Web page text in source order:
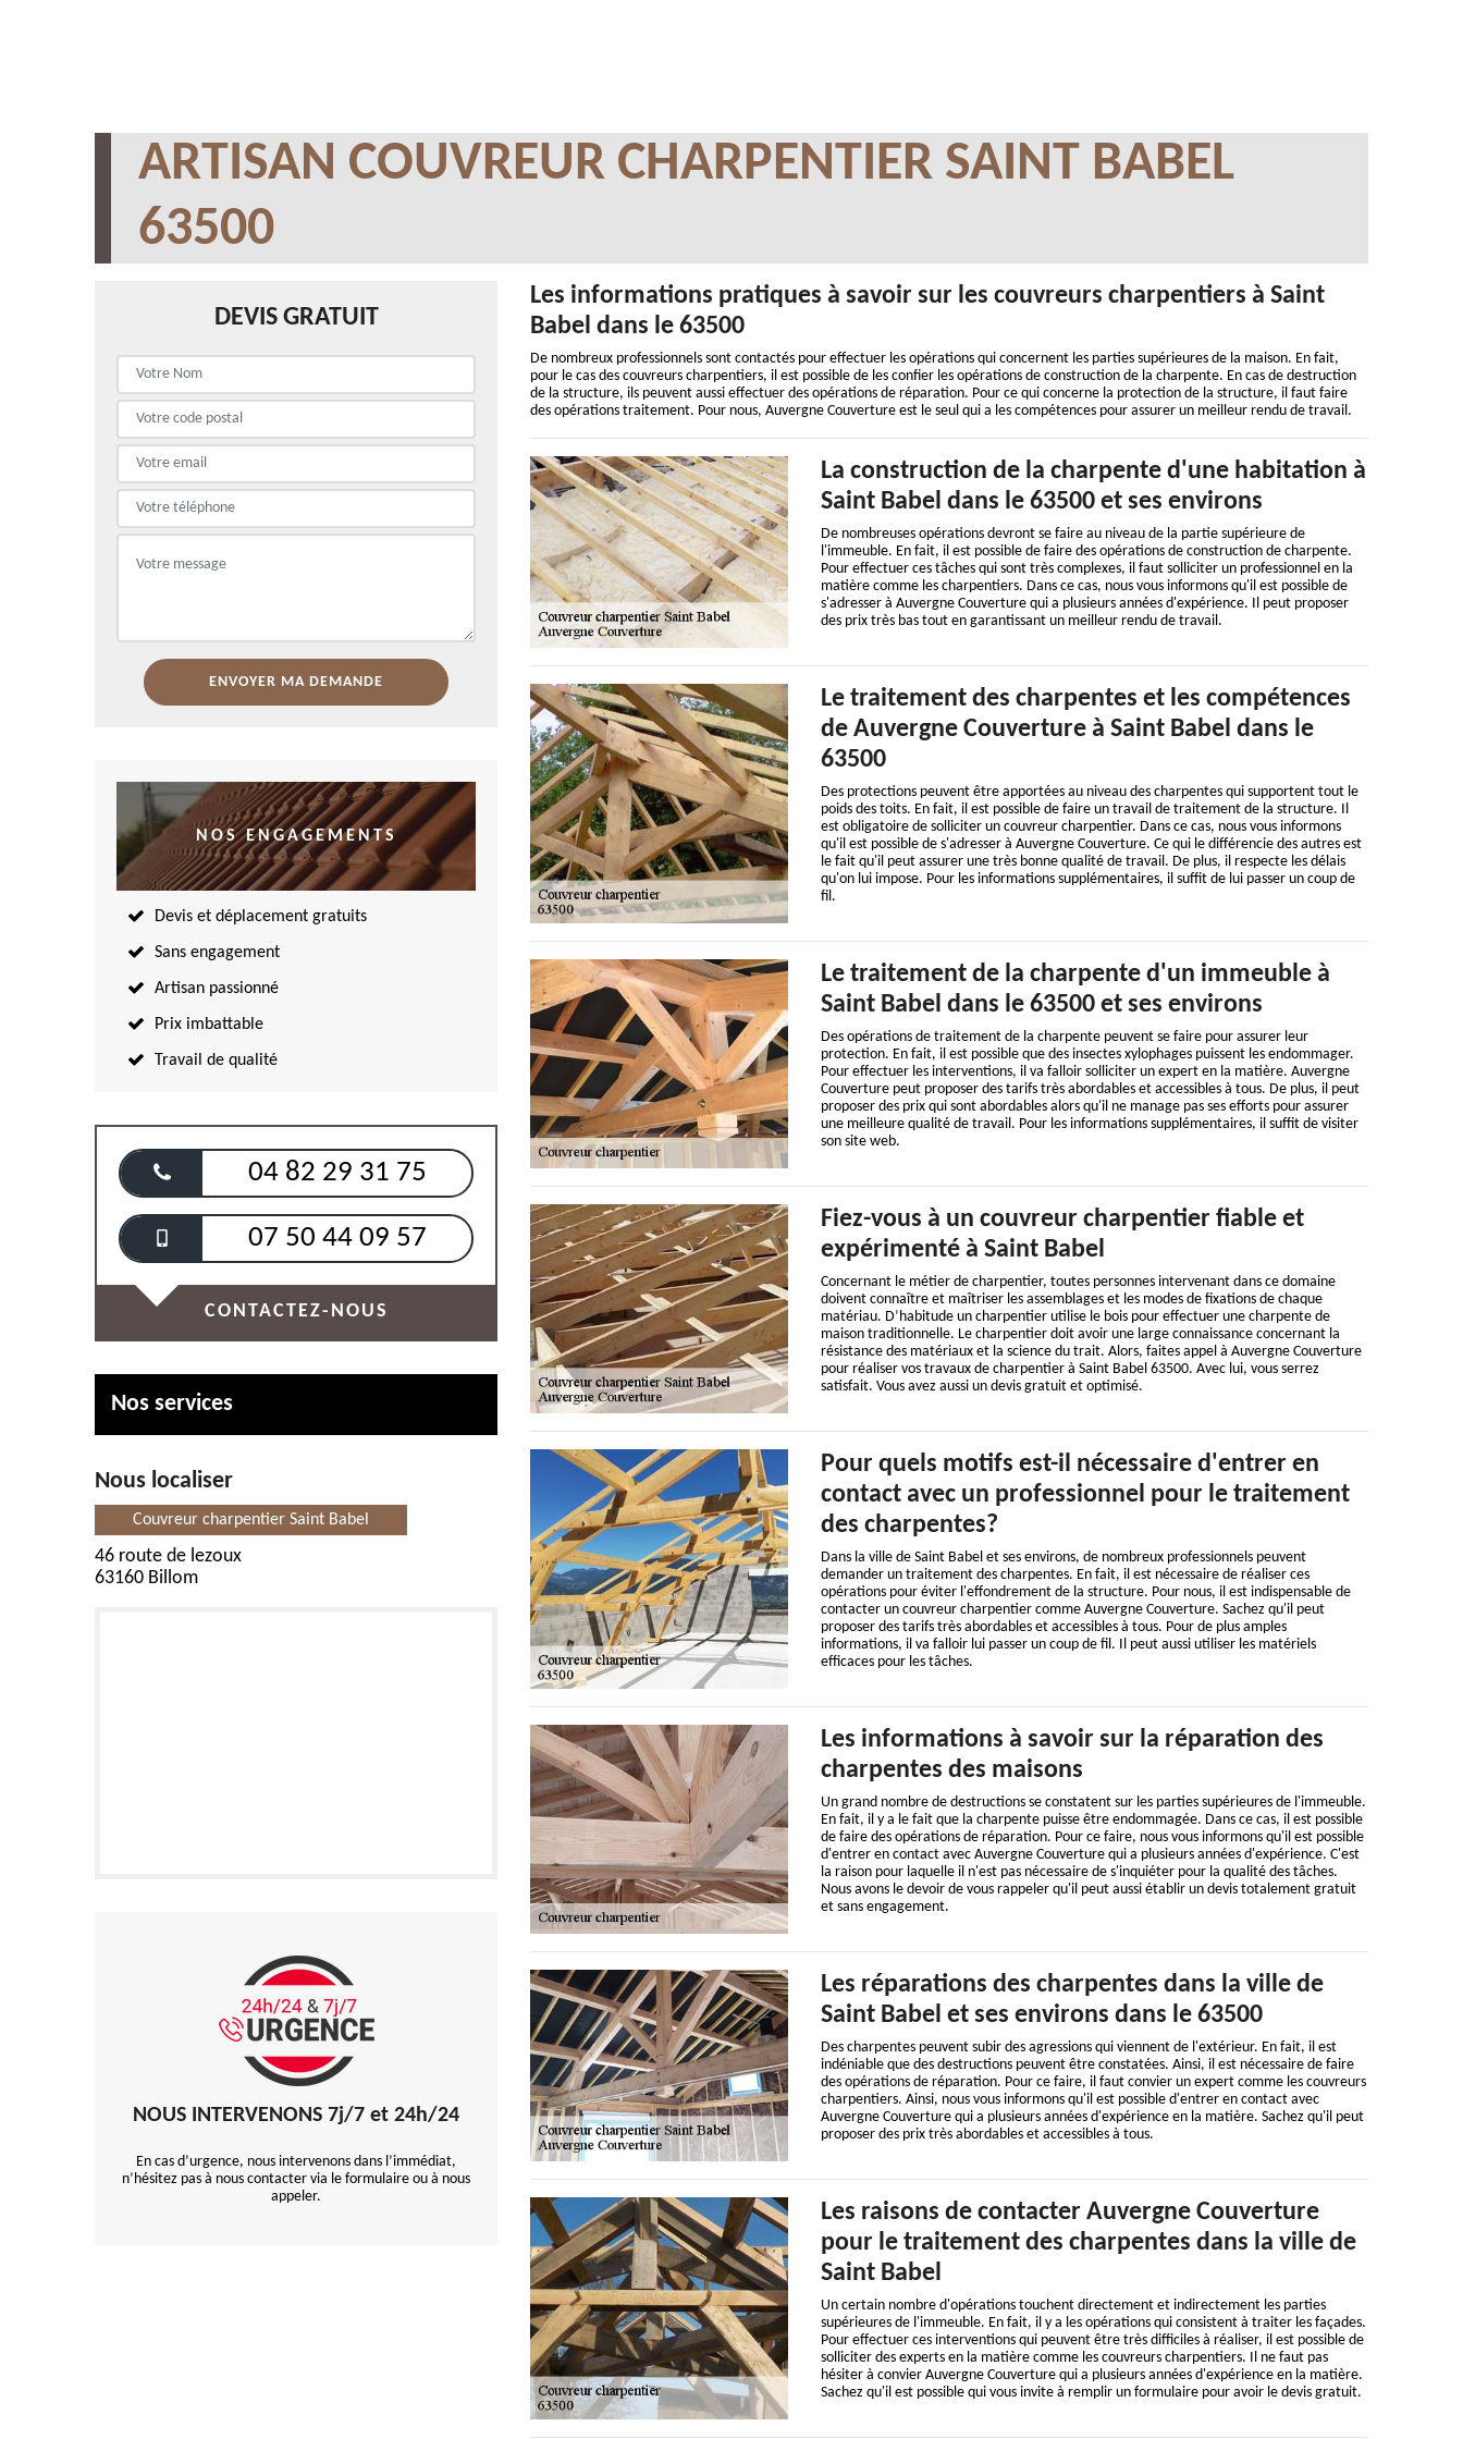
ARTISAN COUVREUR CHARPENTIER SAINT BABEL
63500
DEVIS GRATUIT
NOS ENGAGEMENTS
Devis et déplacement gratuits
Sans engagement
Artisan passionné
Prix imbattable
Travail de qualité
04 82 29 31 75
07 50 44 09 57
CONTACTEZ-NOUS
Nos services
Nous localiser
Couvreur charpentier Saint Babel
46 route de lezoux
63160 Billom
NOUS INTERVENONS 7j/7 et 24h/24
En cas d’urgence, nous intervenons dans l’immédiat,
n’hésitez pas à nous contacter via le formulaire ou à nous
appeler.
Les informations pratiques à savoir sur les couvreurs charpentiers à Saint
Babel dans le 63500
De nombreux professionnels sont contactés pour effectuer les opérations qui concernent les parties supérieures de la maison. En fait,
pour le cas des couvreurs charpentiers, il est possible de les confier les opérations de construction de la charpente. En cas de destruction
de la structure, ils peuvent aussi effectuer des opérations de réparation. Pour ce qui concerne la protection de la structure, il faut faire
des opérations traitement. Pour nous, Auvergne Couverture est le seul qui a les compétences pour assurer un meilleur rendu de travail.
La construction de la charpente d'une habitation à
Saint Babel dans le 63500 et ses environs
De nombreuses opérations devront se faire au niveau de la partie supérieure de
l'immeuble. En fait, il est possible de faire des opérations de construction de charpente.
Pour effectuer ces tâches qui sont très complexes, il faut solliciter un professionnel en la
matière comme les charpentiers. Dans ce cas, nous vous informons qu'il est possible de
s'adresser à Auvergne Couverture qui a plusieurs années d'expérience. Il peut proposer
des prix très bas tout en garantissant un meilleur rendu de travail.
Le traitement des charpentes et les compétences
de Auvergne Couverture à Saint Babel dans le
63500
Des protections peuvent être apportées au niveau des charpentes qui supportent tout le
poids des toits. En fait, il est possible de faire un travail de traitement de la structure. Il
est obligatoire de solliciter un couvreur charpentier. Dans ce cas, nous vous informons
qu'il est possible de s'adresser à Auvergne Couverture. Ce qui le différencie des autres est
le fait qu'il peut assurer une très bonne qualité de travail. De plus, il respecte les délais
qu'on lui impose. Pour les informations supplémentaires, il suffit de lui passer un coup de
fil.
Le traitement de la charpente d'un immeuble à
Saint Babel dans le 63500 et ses environs
Des opérations de traitement de la charpente peuvent se faire pour assurer leur
protection. En fait, il est possible que des insectes xylophages puissent les endommager.
Pour effectuer les interventions, il va falloir solliciter un expert en la matière. Auvergne
Couverture peut proposer des tarifs très abordables et accessibles à tous. De plus, il peut
proposer des prix qui sont abordables alors qu'il ne manage pas ses efforts pour assurer
une meilleure qualité de travail. Pour les informations supplémentaires, il suffit de visiter
son site web.
Fiez-vous à un couvreur charpentier fiable et
expérimenté à Saint Babel
Concernant le métier de charpentier, toutes personnes intervenant dans ce domaine
doivent connaître et maîtriser les assemblages et les modes de fixations de chaque
matériau. D’habitude un charpentier utilise le bois pour effectuer une charpente de
maison traditionnelle. Le charpentier doit avoir une large connaissance concernant la
résistance des matériaux et la science du trait. Alors, faites appel à Auvergne Couverture
pour réaliser vos travaux de charpentier à Saint Babel 63500. Avec lui, vous serrez
satisfait. Vous avez aussi un devis gratuit et optimisé.
Pour quels motifs est-il nécessaire d'entrer en
contact avec un professionnel pour le traitement
des charpentes?
Dans la ville de Saint Babel et ses environs, de nombreux professionnels peuvent
demander un traitement des charpentes. En fait, il est nécessaire de réaliser ces
opérations pour éviter l'effondrement de la structure. Pour nous, il est indispensable de
contacter un couvreur charpentier comme Auvergne Couverture. Sachez qu'il peut
proposer des tarifs très abordables et accessibles à tous. Pour de plus amples
informations, il va falloir lui passer un coup de fil. Il peut aussi utiliser les matériels
efficaces pour les tâches.
Les informations à savoir sur la réparation des
charpentes des maisons
Un grand nombre de destructions se constatent sur les parties supérieures de l'immeuble.
En fait, il y a le fait que la charpente puisse être endommagée. Dans ce cas, il est possible
de faire des opérations de réparation. Pour ce faire, nous vous informons qu'il est possible
d'entrer en contact avec Auvergne Couverture qui a plusieurs années d'expérience. C'est
la raison pour laquelle il n'est pas nécessaire de s'inquiéter pour la qualité des tâches.
Nous avons le devoir de vous rappeler qu'il peut aussi établir un devis totalement gratuit
et sans engagement.
Les réparations des charpentes dans la ville de
Saint Babel et ses environs dans le 63500
Des charpentes peuvent subir des agressions qui viennent de l'extérieur. En fait, il est
indéniable que des destructions peuvent être constatées. Ainsi, il est nécessaire de faire
des opérations de réparation. Pour ce faire, il faut convier un expert comme les couvreurs
charpentiers. Ainsi, nous vous informons qu'il est possible d'entrer en contact avec
Auvergne Couverture qui a plusieurs années d'expérience en la matière. Sachez qu'il peut
proposer des prix très abordables et accessibles à tous.
Les raisons de contacter Auvergne Couverture
pour le traitement des charpentes dans la ville de
Saint Babel
Un certain nombre d'opérations touchent directement et indirectement les parties
supérieures de l'immeuble. En fait, il y a les opérations qui consistent à traiter les façades.
Pour effectuer ces interventions qui peuvent être très difficiles à réaliser, il est possible de
solliciter des experts en la matière comme les couvreurs charpentiers. Il ne faut pas
hésiter à convier Auvergne Couverture qui a plusieurs années d'expérience en la matière.
Sachez qu'il est possible qui vous invite à remplir un formulaire pour avoir le devis gratuit.